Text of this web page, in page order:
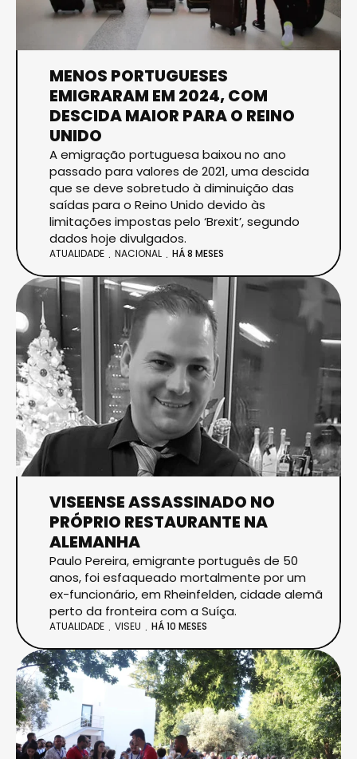
MENOS PORTUGUESES
EMIGRARAM EM 2024, COM
DESCIDA MAIOR PARA O REINO
UNIDO
A emigração portuguesa baixou no ano
passado para valores de 2021, uma descida
que se deve sobretudo à diminuição das
saídas para o Reino Unido devido às
limitações impostas pelo ‘Brexit’, segundo
dados hoje divulgados.
ATUALIDADE NACIONAL HÁ 8 MESES
VISEENSE ASSASSINADO NO
PRÓPRIO RESTAURANTE NA
ALEMANHA
Paulo Pereira, emigrante português de 50
anos, foi esfaqueado mortalmente por um
ex-funcionário, em Rheinfelden, cidade alemã
perto da fronteira com a Suíça.
ATUALIDADE VISEU HÁ 10 MESES